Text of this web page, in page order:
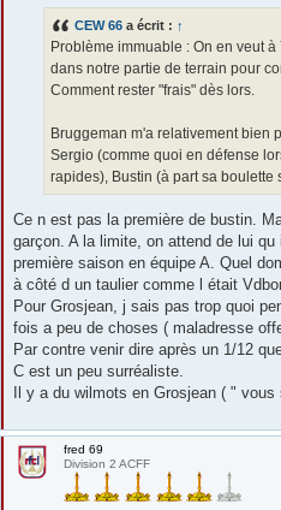
CEW 66 a écrit : ↑
Problème immuable : On en veut
dans notre partie de terrain pour
Comment rester "frais" dès lors.
Bruggeman m'a relativement bien
Sergio (comme quoi en défense
rapides), Bustin (à part sa boulette
Ce n est pas la première de bustin.
garçon. A la limite, on attend de lui
première saison en équipe A. Quel
à côté d un taulier comme l était
Pour Grosjean, j sais pas trop quoi
fois a peu de choses ( maladresse
Par contre venir dire après un 1/12
C est un peu surréaliste.
Il y a du wilmots en Grosjean ( "
fred 69
Division 2 ACFF